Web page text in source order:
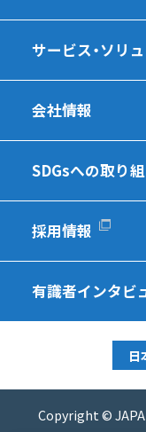
サービス・ソリ
会社情報
SDGsへの取り
採用情報
有識者インタビ
日
Copyright ©